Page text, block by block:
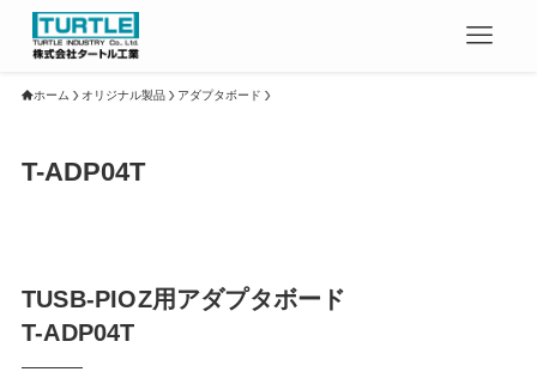
ホーム オリジナル製品 アダプタボード
T-ADP04T
TUSB-PIOZ用アダプタボード
T-ADP04T